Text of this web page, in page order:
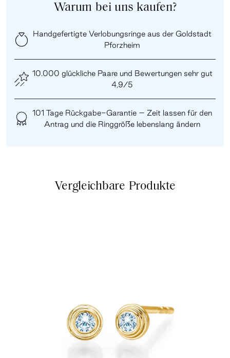
Warum bei uns kaufen?
Handgefertigte Verlobungsringe aus der Goldstadt
Pforzheim
10.000 glückliche Paare und Bewertungen sehr gut
4,9/5
101 Tage Rückgabe-Garantie – Zeit lassen für den
Antrag und die Ringgröße lebenslang ändern
Vergleichbare Produkte